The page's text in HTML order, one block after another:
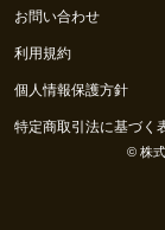
お問い合わせ
利用規約
個人情報保護方針
特定商取引法に基づく
© 株